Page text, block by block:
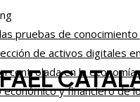
pruebas de
de activos digitales
controlada en la
económico y financiero de